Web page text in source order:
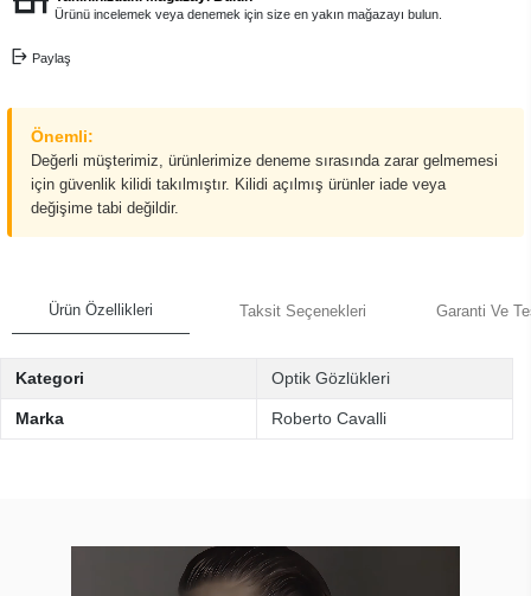
Ürünü incelemek veya denemek için size en yakın mağazayı bulun.
Paylaş
Önemli:
Değerli müşterimiz, ürünlerimize deneme sırasında zarar gelmemesi
için güvenlik kilidi takılmıştır. Kilidi açılmış ürünler iade veya
değişime tabi değildir.
Ürün Özellikleri Taksit Seçenekleri Garanti Ve
Kategori Optik Gözlükleri
Marka Roberto Cavalli